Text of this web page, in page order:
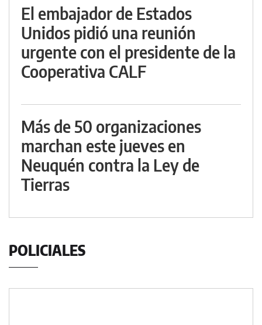
El embajador de Estados
Unidos pidió una reunión
urgente con el presidente de la
Cooperativa CALF
Más de 50 organizaciones
marchan este jueves en
Neuquén contra la Ley de
Tierras
POLICIALES